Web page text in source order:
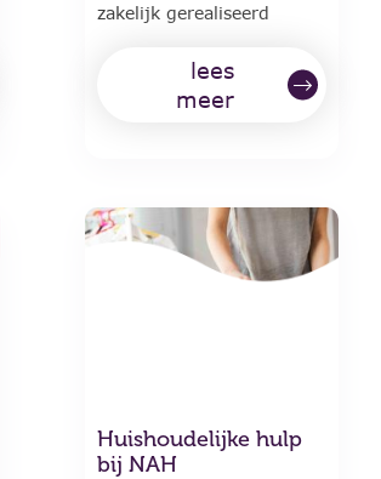
zakelijk gerealiseerd
lees
meer
Huishoudelijke hulp
bij NAH